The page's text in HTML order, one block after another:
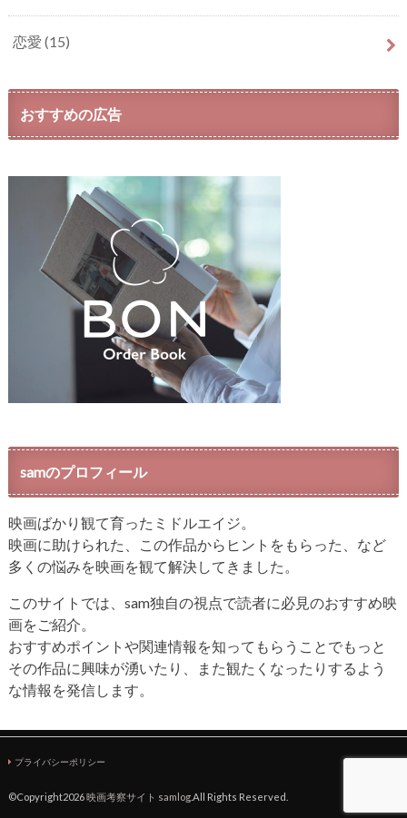
恋愛 (15)
おすすめの広告
samのプロフィール
映画ばかり観て育ったミドルエイジ。
映画に助けられた、この作品からヒントをもらった、など
多くの悩みを映画を観て解決してきました。
このサイトでは、sam独自の視点で読者に必見のおすすめ映
画をご紹介。
おすすめポイントや関連情報を知ってもらうことでもっと
その作品に興味が湧いたり、また観たくなったりするよう
な情報を発信します。
プライバシーポリシー
©Copyright2026映画考察サイト samlog.All Rights Reserved.